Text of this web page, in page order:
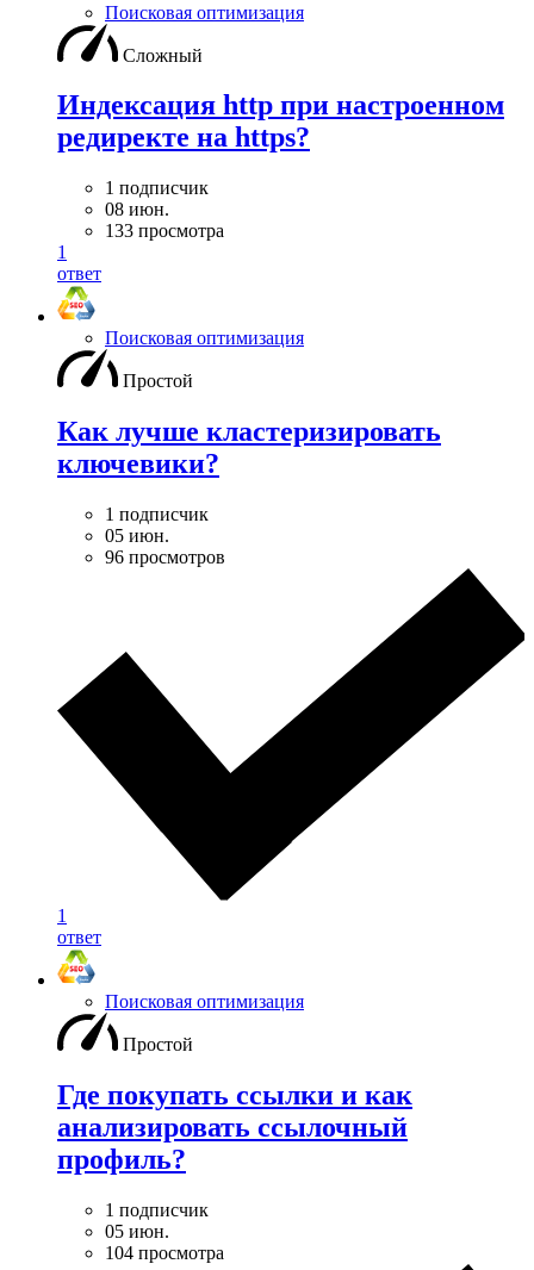
Поисковая оптимизация
Сложный
Индексация http при настроенном
редиректе на https?
1 подписчик
08 июн.
133 просмотра
1
ответ
Поисковая оптимизация
Простой
Как лучше кластеризировать
ключевики?
1 подписчик
05 июн.
96 просмотров
1
ответ
Поисковая оптимизация
Простой
Где покупать ссылки и как
анализировать ссылочный
профиль?
1 подписчик
05 июн.
104 просмотра